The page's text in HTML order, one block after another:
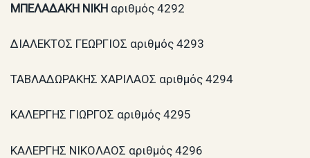
ΜΠΕΛΑΔΑΚΗ ΝΙΚΗ αριθμός 4292
ΔΙΑΛΕΚΤΟΣ ΓΕΩΡΓΙΟΣ αριθμός 4293
ΤΑΒΛΑΔΩΡΑΚΗΣ ΧΑΡΙΛΑΟΣ αριθμός 4294
ΚΑΛΕΡΓΗΣ ΓΙΩΡΓΟΣ αριθμός 4295
ΚΑΛΕΡΓΗΣ ΝΙΚΟΛΑΟΣ αριθμός 4296